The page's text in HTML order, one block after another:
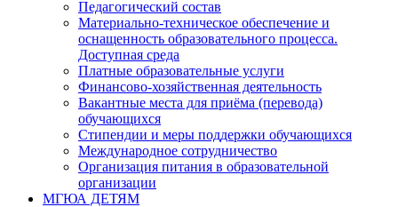
Педагогический состав
Материально-техническое обеспечение и
оснащенность образовательного процесса.
Доступная среда
Платные образовательные услуги
Финансово-хозяйственная деятельность
Вакантные места для приёма (перевода)
обучающихся
Стипендии и меры поддержки обучающихся
Международное сотрудничество
Организация питания в образовательной
организации
МГЮА ДЕТЯМ